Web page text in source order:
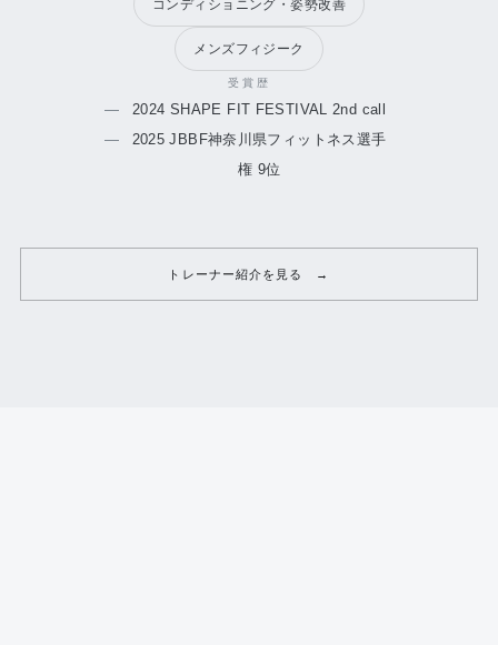
コンディショニング・姿勢改善
メンズフィジーク
受賞歴
2024 SHAPE FIT FESTIVAL 2nd call
2025 JBBF神奈川県フィットネス選手
権 9位
トレーナー紹介を見る